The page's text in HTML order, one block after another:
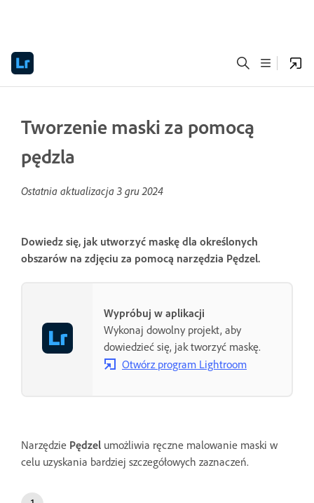
Tworzenie maski za pomocą
pędzla
Ostatnia aktualizacja 3 gru 2024
Dowiedz się, jak utworzyć maskę dla określonych
obszarów na zdjęciu za pomocą narzędzia Pędzel.
Wypróbuj w aplikacji
Wykonaj dowolny projekt, aby
dowiedzieć się, jak tworzyć maskę.
Otwórz program Lightroom
Narzędzie Pędzel umożliwia ręczne malowanie maski w
celu uzyskania bardziej szczegółowych zaznaczeń.